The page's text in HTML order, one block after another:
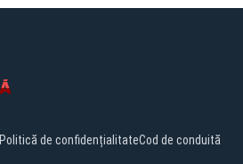
Politică de confidențialitateCod de conduită